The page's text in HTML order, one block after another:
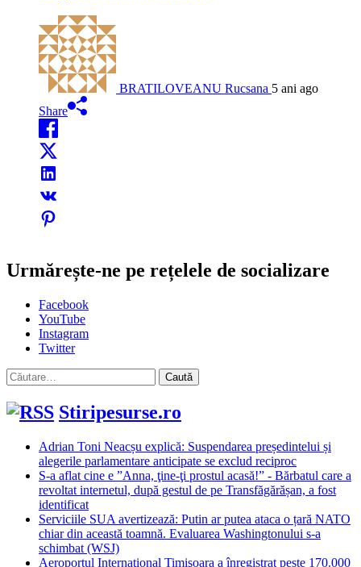
BRATILOVEANU Rucsana 5 ani ago
Share
Urmărește-ne pe rețelele de socializare
Facebook
YouTube
Instagram
Twitter
Caută
după:
Stiripesurse.ro
Adrian Toni Neacșu explică: Suspendarea președintelui și
alegerile parlamentare anticipate se exclud reciproc
S-a aflat cine e ”Anna, ţine-ţi prostul acasă!” - Bărbatul care a
revoltat internetul, după gestul de pe Transfăgărășan, a fost
identificat
Serviciile SUA avertizează: Putin ar putea ataca o țară NATO
chiar din această toamnă. Evaluarea Washingtonului s-a
schimbat (WSJ)
Aeroportul Internaţional Timişoara a înregistrat peste 170.000